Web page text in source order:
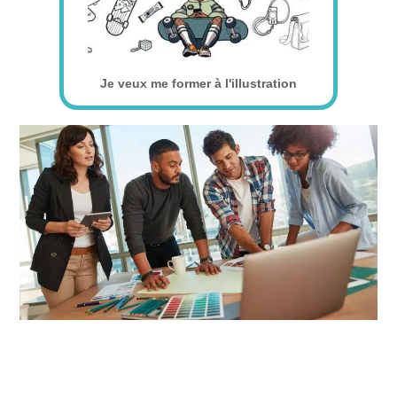
Je veux me former à l'illustration